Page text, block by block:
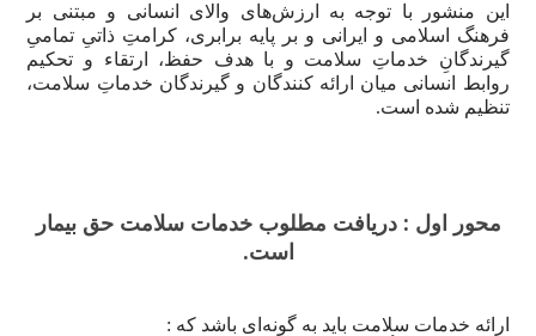
آزمایشات
اخبار
آزمایشگاه
استخدام
این منشور با توجه به ارزش‌های والای انسانی و مبتنی بر
فرهنگ اسلامی و ایرانی و بر پایه برابری، کرامتِ ذاتیِ تمامیِ
گیرندگانِ خدماتِ سلامت و با هدف حفظ، ارتقاء و تحکیم
روابط انسانی میان ارائه کنندگان و گیرندگان خدماتِ سلامت،
تنظیم شده است.
محور اول : دریافت مطلوب خدمات سلامت حق بیمار
است.
ارائه خدمات سلامت باید به گونه‌ای باشد که :